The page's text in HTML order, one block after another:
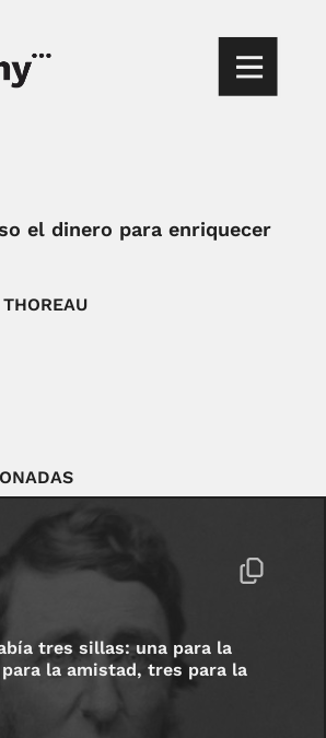
el dinero para enriquecer
tres sillas: una para la
la amistad, tres para la